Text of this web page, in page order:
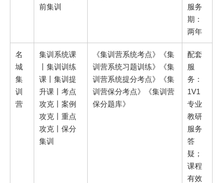
前集训
服务
期：
两年
名
城
集
训
营
集训系统课
丨集训训练
课丨集训提
升课丨考点
攻克丨案例
攻克丨重点
攻克丨保分
集训
《集训营系统考点》《集
训营系统习题训练》《集
训营系统提分考点》《集
训营保分考点》《集训营
保分题库》
配套
服
务：
1V1
专业
教研
服务
答
疑；
课程
有效